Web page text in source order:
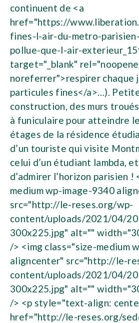
continuent de <a
href="https://
fines-l-air-du-metro-
pollue-que-l-air-
target="_blank"
noreferrer">respirer chaque
particules fines</a>…).
construction, des murs
à funiculaire pour atteindre
étages de la résidence
d’un touriste qui visite
celui d’un étudiant lambda,
d’admirer l’horizon parisien !
medium wp-image-9340
src="http://le-reses.org/wp-
content/uploads/2021/04/
300x225.jpg" alt=""
/> <img class="size-medium
aligncenter" src="http://le-
content/uploads/2021/04/
300x225.jpg" alt=""
/> <p style="text-align:
href="http://le-reses.org/